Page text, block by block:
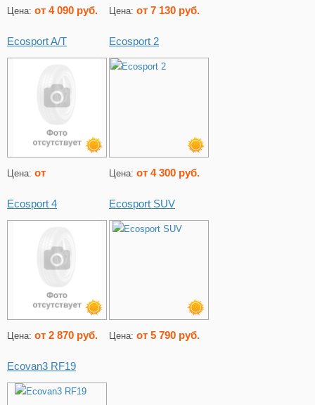
Цена: от 4 090 руб. Цена: от 7 130 руб.
Ecosport A/T
Цена: от
Ecosport 2
Цена: от 4 300 руб.
Ecosport 4
Цена: от 2 870 руб.
Ecosport SUV
Цена: от 5 790 руб.
Ecovan3 RF19